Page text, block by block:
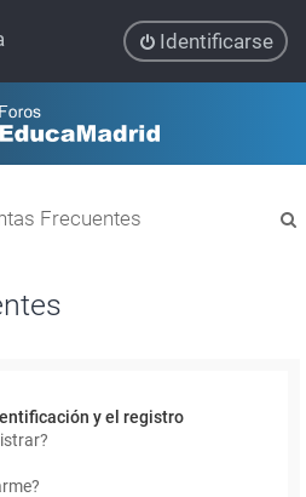
Identificarse
Frecuentes
y el registro